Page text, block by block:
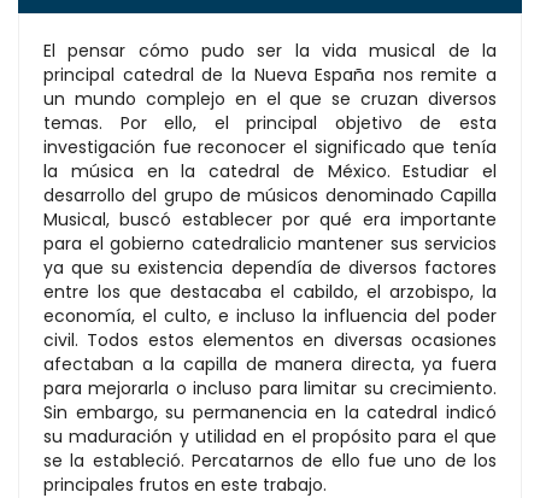
El pensar cómo pudo ser la vida musical de la
principal catedral de la Nueva España nos remite a
un mundo complejo en el que se cruzan diversos
temas. Por ello, el principal objetivo de esta
investigación fue reconocer el significado que tenía
la música en la catedral de México. Estudiar el
desarrollo del grupo de músicos denominado Capilla
Musical, buscó establecer por qué era importante
para el gobierno catedralicio mantener sus servicios
ya que su existencia dependía de diversos factores
entre los que destacaba el cabildo, el arzobispo, la
economía, el culto, e incluso la influencia del poder
civil. Todos estos elementos en diversas ocasiones
afectaban a la capilla de manera directa, ya fuera
para mejorarla o incluso para limitar su crecimiento.
Sin embargo, su permanencia en la catedral indicó
su maduración y utilidad en el propósito para el que
se la estableció. Percatarnos de ello fue uno de los
principales frutos en este trabajo.